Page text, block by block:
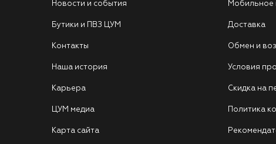
Новости и события
Бутики и ПВЗ ЦУМ
Контакты
Наша история
Карьера
ЦУМ медиа
Карта сайта
Мобильное
Доставка
Обмен и
Условия
Скидка на
Политика